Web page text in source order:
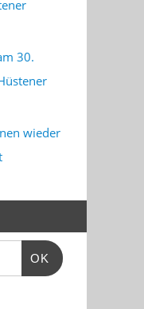
30.
wieder
OK